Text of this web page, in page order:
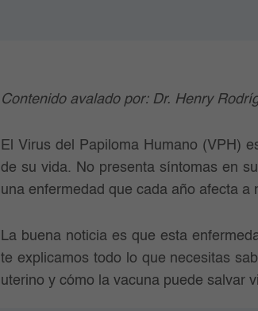
Contenido avalado por: Dr. Henry
El Virus del Papiloma Humano (VPH)
de su vida. No presenta síntomas en
una enfermedad que cada año afecta
La buena noticia es que esta
te explicamos todo lo que necesitas
uterino y cómo la vacuna puede salvar